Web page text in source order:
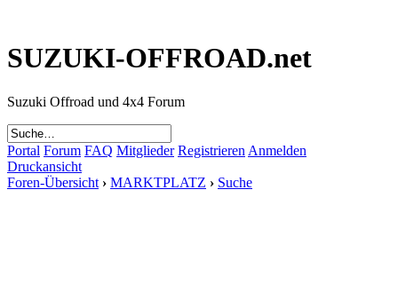
SUZUKI-OFFROAD.net
Suzuki Offroad und 4x4 Forum
Portal Forum FAQ Mitglieder Registrieren Anmelden
Druckansicht
Foren-Übersicht › MARKTPLATZ › Suche